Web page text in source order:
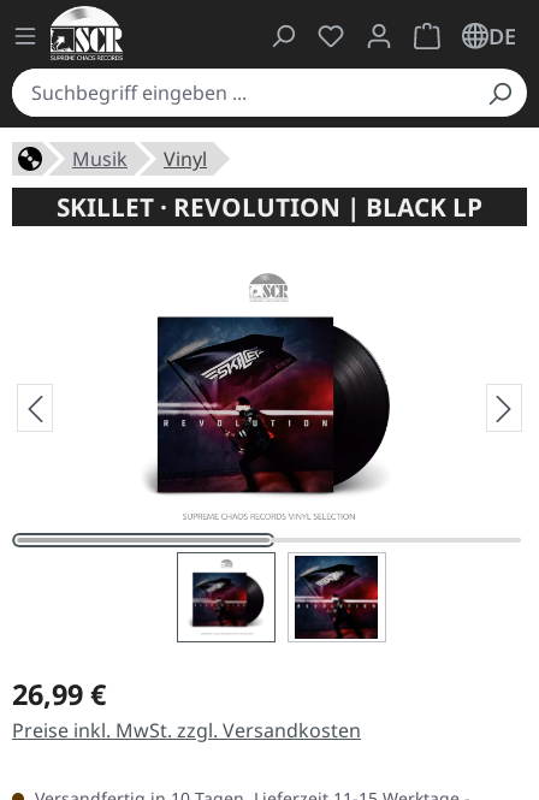
Du hast 0 Produkte
Warenkorb
DE
Musik Vinyl
SKILLET · REVOLUTION | BLACK LP
Regulärer Preis:
26,99 €
Preise inkl. MwSt. zzgl. Versandkosten